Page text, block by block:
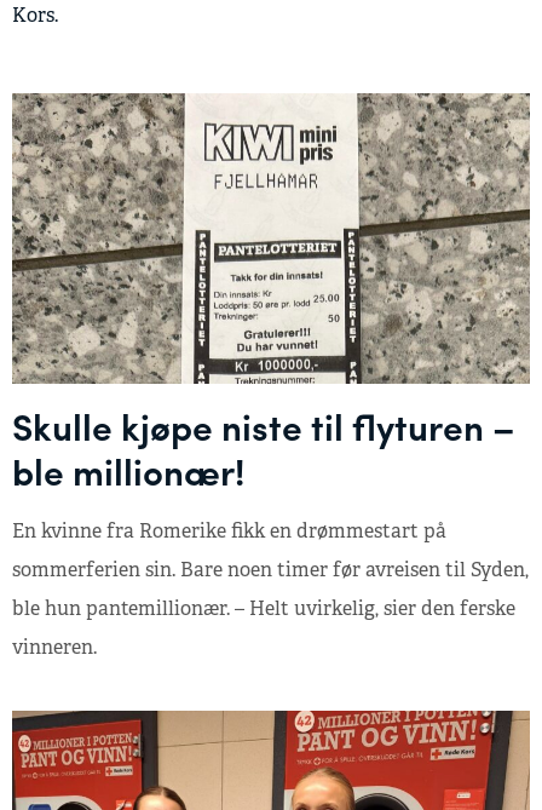
Kors.
Skulle kjøpe niste til flyturen –
ble millionær!
En kvinne fra Romerike fikk en drømmestart på
sommerferien sin. Bare noen timer før avreisen til Syden,
ble hun pantemillionær. – Helt uvirkelig, sier den ferske
vinneren.